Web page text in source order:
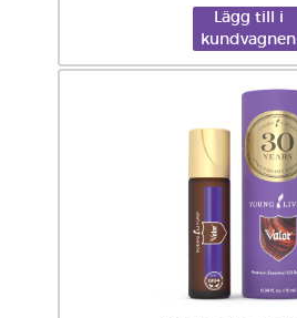
Lägg till i
kundvagnen